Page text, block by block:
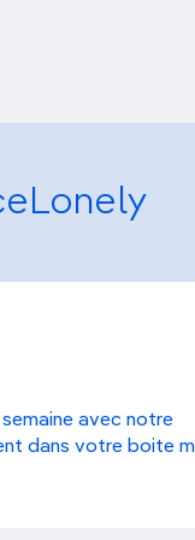
avec notre
dans votre boite